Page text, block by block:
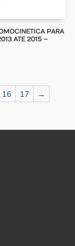
PARA
ATE 2015 –
16 17 →